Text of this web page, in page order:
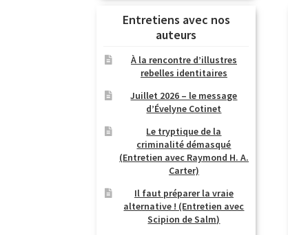
Entretiens avec nos
auteurs
À la rencontre d’illustres
rebelles identitaires
Juillet 2026 – le message
d’Évelyne Cotinet
Le tryptique de la
criminalité démasqué
(Entretien avec Raymond H. A.
Carter)
Il faut préparer la vraie
alternative ! (Entretien avec
Scipion de Salm)